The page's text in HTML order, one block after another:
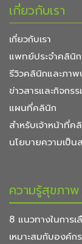
เกี่ยวกับเรา
เกี่ยวกับเรา
แพทย์ประจำคลินิก
รีวิวคลินิกและภาพ
ข่าวสารและกิจกร
แผนที่คลินิก
สำหรับเจ้าหน้าที่ค
นโยบายความเป็น
ความรู้สุขภาพ
8 แนวทางในการ
เหมาะสมกับองค์กร